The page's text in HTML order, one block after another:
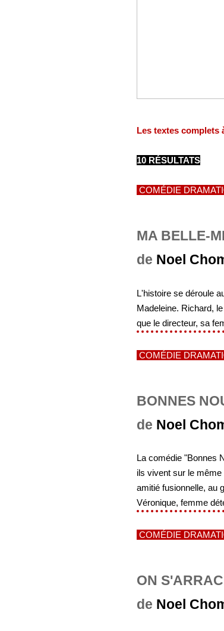
Les textes complets
10 RÉSULTATS
COMÉDIE
MA BELLE-
de Noel
L'histoire se déroule
Madeleine. Richard,
que le directeur, sa
COMÉDIE
BONNES
de Noel
La comédie "Bonnes
ils vivent sur le
amitié fusionnelle, au
Véronique, femme
COMÉDIE
ON
de Noel